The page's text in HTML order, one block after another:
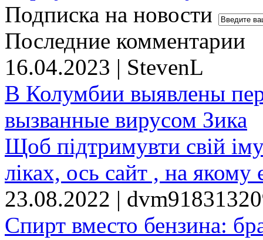
Подписка на новости
Последние комментарии
16.04.2023 | StevenL
В Колумбии выявлены
вызванные вирусом Зика
Щоб підтримувти свій
ліках, ось сайт , на якому
23.08.2022 |
Спирт вместо бензина: